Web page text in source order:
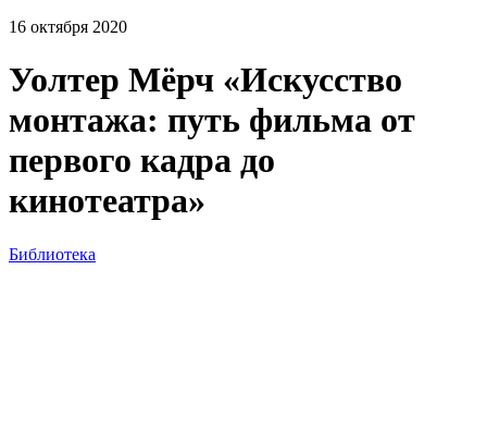
16 октября 2020
Уолтер Мёрч «Искусство
монтажа: путь фильма от
первого кадра до
кинотеатра»
Библиотека